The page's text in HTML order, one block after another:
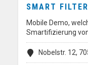
SMART
Mobile Demo,
Smartifizierung
Nobelstr. 12,